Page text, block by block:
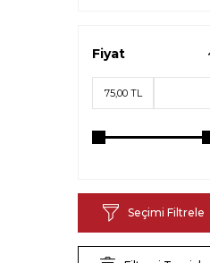
Fiyat
Seçimi Filtrele